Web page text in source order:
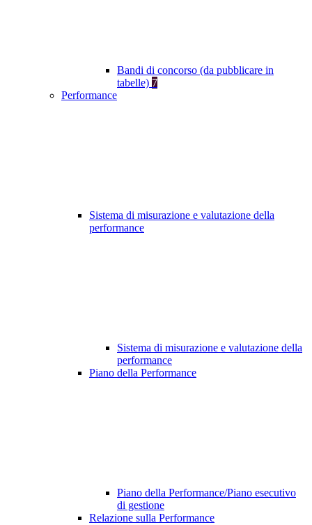
Bandi di concorso (da pubblicare in
tabelle) 7
Performance
Sistema di misurazione e valutazione della
performance
Sistema di misurazione e valutazione della
performance
Piano della Performance
Piano della Performance/Piano esecutivo
di gestione
Relazione sulla Performance